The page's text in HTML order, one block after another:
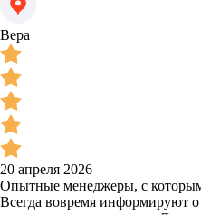
Вера
20 апреля 2026
Опытные менеджеры, с
Всегда вовремя информируют